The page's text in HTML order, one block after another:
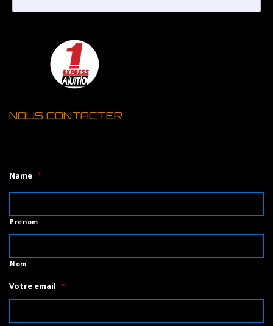
NOUS CONTACTER
Name *
Prenom
Nom
Votre email *